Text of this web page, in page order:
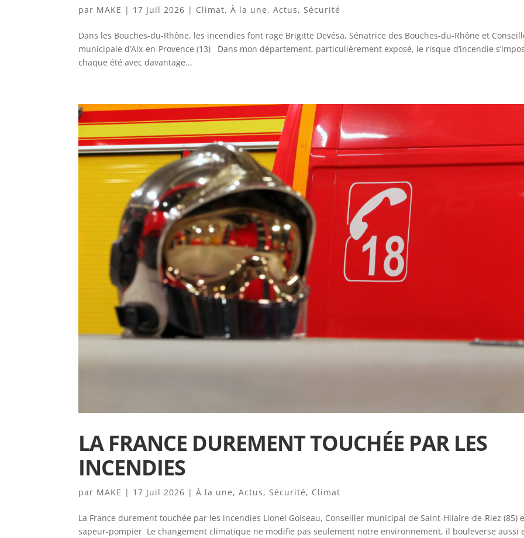
par MAKE | 17 Juil 2026 | Climat,À la une,Actus,Sécurité
Dans les Bouches-du-Rhône, les incendies font rage Brigitte Devésa, Sénatrice des Bouches-du-Rhône et
municipale d’Aix-en-Provence (13) Dans mon département, particulièrement exposé, le risque d’incendie
chaque été avec davantage...
LA FRANCE DUREMENT TOUCHÉE PAR LES
INCENDIES
par MAKE | 17 Juil 2026 |À la une,Actus,Sécurité, Climat
La France durement touchée par les incendies Lionel Goiseau, Conseiller municipal de Saint-Hilaire-de-Riez (85)
sapeur-pompier Le changement climatique ne modifie pas seulement notre environnement, il bouleverse aussi